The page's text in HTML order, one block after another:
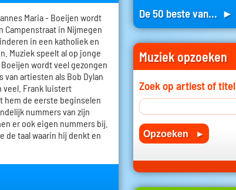
Maria - Boeijen wordt
Campenstraat in Nijmegen
in een katholiek en
Muziek speelt al op jonge
wordt veel gezongen
artiesten als Bob Dylan
veel. Frank luistert
hem de eerste beginselen
nummers van zijn
er ook eigen nummers bij.
de taal waarin hij denkt en
De 50 beste van... ►
Muziek opzoeken
Zoek op artiest of titel